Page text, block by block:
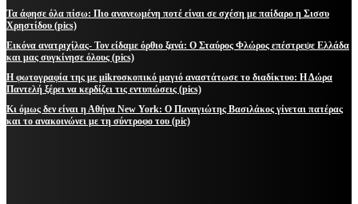
Τα άφησε όλα πίσω: Πιο ανανεωμένη ποτέ είναι σε σχέση με παίδαρο η Σισσυ
Χρηστίδου (pics)
Εικόνα ανατριχίλας- Τον είδαμε όρθιο ξανά: Ο Σταύρος Φλώρος επέστρεψε Ελλάδα
και μας συγκίνησε όλους (pics)
Η φωτογραφία της με μikroσκοπικό μαγιό αναστάτωσε το διαδίκτυο: Η Δώρα
Παντελή ξέρει να κερδίζει τις εντυπώσεις (pics)
Κι όμως δεν είναι η Αθήνα New York: Ο Παναγιώτης Βασιλάκος γίνεται πατέρας
και το ανακοινώνει με τη σύντροφο του (pic)